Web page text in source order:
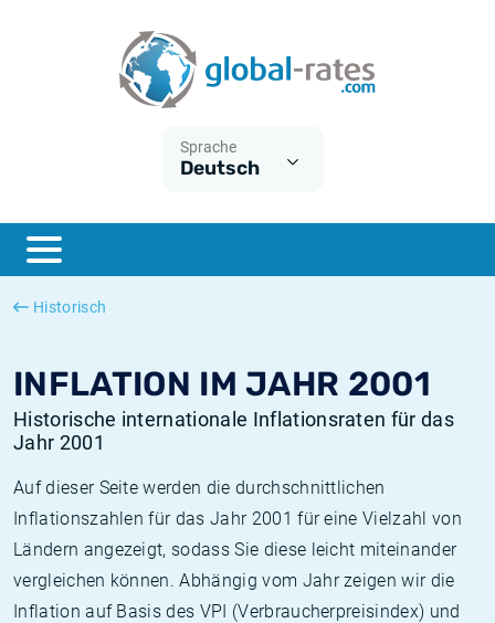
Sprache
Deutsch
Historisch
INFLATION IM JAHR 2001
Historische internationale Inflationsraten für das
Jahr 2001
Auf dieser Seite werden die durchschnittlichen
Inflationszahlen für das Jahr 2001 für eine Vielzahl von
Ländern angezeigt, sodass Sie diese leicht miteinander
vergleichen können. Abhängig vom Jahr zeigen wir die
Inflation auf Basis des VPI (Verbraucherpreisindex) und
ESTER
SONIA
Was ist die VPI-Inflation?
Was ist die HVPI-Inflation?
Deutsche inflation
Europäische inflation
Historische Euribor-Sätze
Historische ESTER-Sätze
Historische SOFR-Sätze
Historische SONIA-Sätze
Inflationsrechner